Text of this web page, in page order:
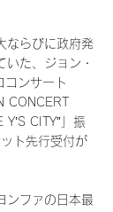
ならびに政府発
た、ジョン・
ンサート
CONCERT
CITY”」振
ト先行受付が
ンファの日本最